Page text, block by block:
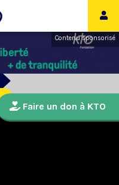
Contenu sponsorisé
Faire un don à KTO